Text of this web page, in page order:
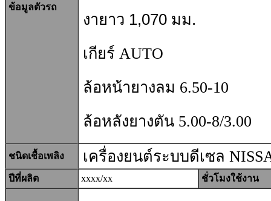
ข้อมูลตัวรถ
งายาว 1,070 มม.
เกียร์ AUTO
ล้อหน้ายางลม 6.50-10
ล้อหลังยางตัน 5.00-8/3.00
ชนิดเชื้อเพลิง เครื่องยนต์ระบบดีเซล
ปีที่ผลิต xxxx/xx ชั่วโมงใช้งาน